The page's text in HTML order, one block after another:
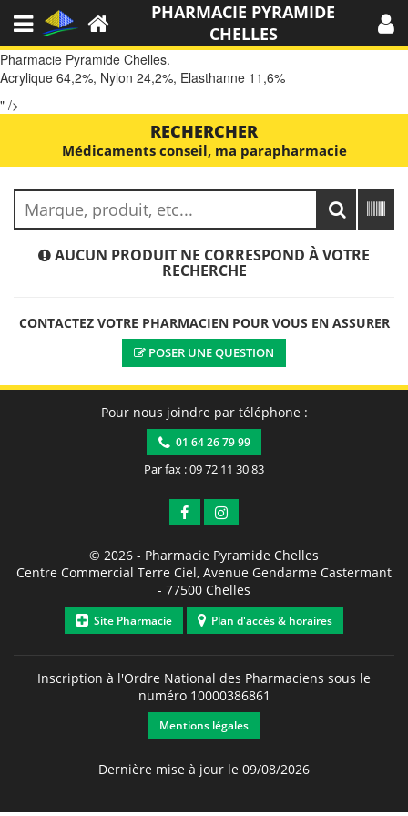
Pharmacie Pyramide Chelles.
Acrylique 64,2%, Nylon 24,2%, Elasthanne 11,6%
" />
PHARMACIE PYRAMIDE
CHELLES
RECHERCHER
Médicaments conseil, ma parapharmacie
AUCUN PRODUIT NE CORRESPOND À VOTRE
RECHERCHE
CONTACTEZ VOTRE PHARMACIEN POUR VOUS EN ASSURER
POSER UNE QUESTION
Pour nous joindre par téléphone :
01 64 26 79 99
Par fax : 09 72 11 30 83
© 2026 - Pharmacie Pyramide Chelles
Centre Commercial Terre Ciel, Avenue Gendarme Castermant
- 77500 Chelles
Site Pharmacie Plan d'accès & horaires
Inscription à l'Ordre National des Pharmaciens sous le
numéro 10000386861
Mentions légales
Dernière mise à jour le 09/08/2026